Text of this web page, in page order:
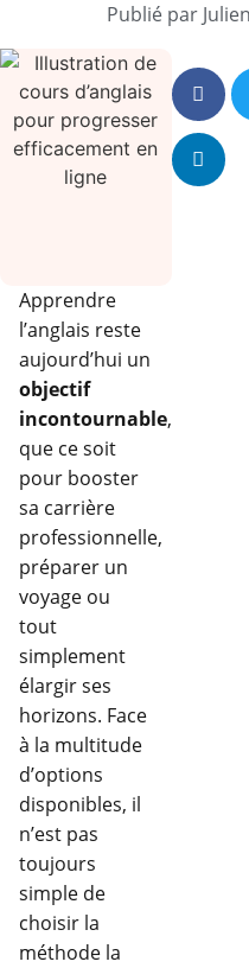
Publié par
Apprendre
l’anglais reste
aujourd’hui un
objectif
incontournable,
que ce soit
pour booster
sa carrière
professionnelle,
préparer un
voyage ou
tout
simplement
élargir ses
horizons. Face
à la multitude
d’options
disponibles, il
n’est pas
toujours
simple de
choisir la
méthode la